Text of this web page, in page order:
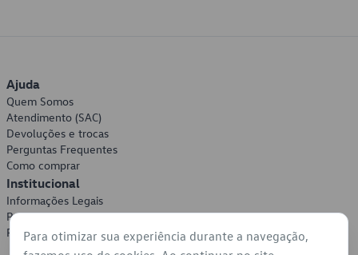
Ajuda
Quem Somos
Atendimento (SAC)
Devoluções e trocas
Perguntas Frequentes
Como comprar
Institucional
Informações Legais
Política de Privacidade
Política de Cookies
Para otimizar sua experiência durante a navegação,